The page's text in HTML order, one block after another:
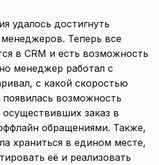
удалось достигнуть
Теперь все
в CRM и есть возможность
менеджер работал с
с какой скоростью
возможность
заказ в
обращениями. Также,
храниться в едином месте,
её и реализовать